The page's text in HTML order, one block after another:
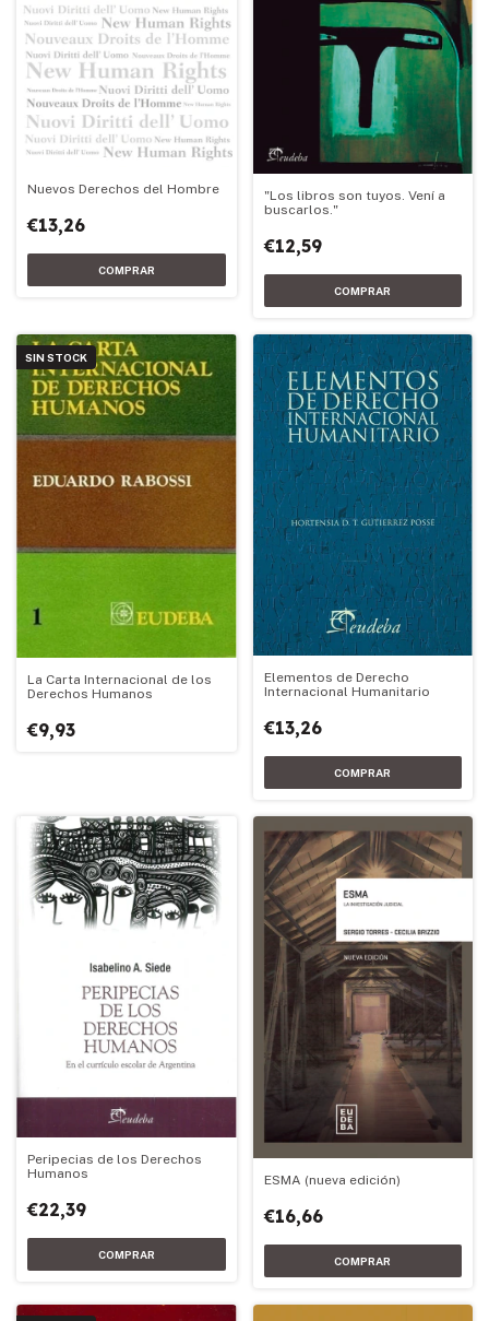
Nuevos Derechos del Hombre
€13,26
"Los libros son tuyos. Vení a
buscarlos."
€12,59
SIN STOCK
La Carta Internacional de los
Derechos Humanos
€9,93
Elementos de Derecho
Internacional Humanitario
€13,26
Peripecias de los Derechos
Humanos
€22,39
ESMA (nueva edición)
€16,66